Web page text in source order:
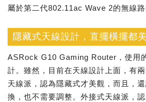
屬於第二代802.11ac Wave 2的無線路
隱藏式天線設計，直擺橫擺都美
ASRock G10 Gaming Router，使用
計。雖然，目前在天線設計上面，有
天線派，認為隱藏式才美觀，而且，
換，也不需要調整。外接式天線派，